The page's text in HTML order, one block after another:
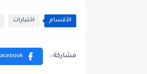
الأقسام اختبارات